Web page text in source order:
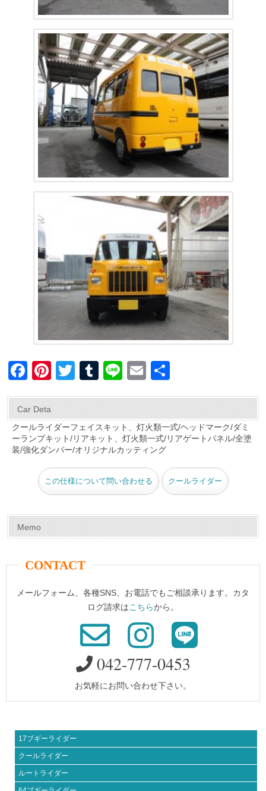
F
c
e
b
Pi
er
e
st
T
tt
er
T
m
bl
r
Li
e
E
ail
Car Deta
クールライダーフェイスキット、灯火類一式/ヘッドマーク/ダミ
ーランプキット/リアキット、灯火類一式/リアゲートパネル/全塗
装/強化ダンパー/オリジナルカッティング
この仕様について問い合わせる クールライダー
Memo
CONTACT
メールフォーム、各種SNS、お電話でもご相談承ります。カタ
ログ請求はこちらから。
042-777-0453
お気軽にお問い合わせ下さい。
17ブギーライダー
クールライダー
ルートライダー